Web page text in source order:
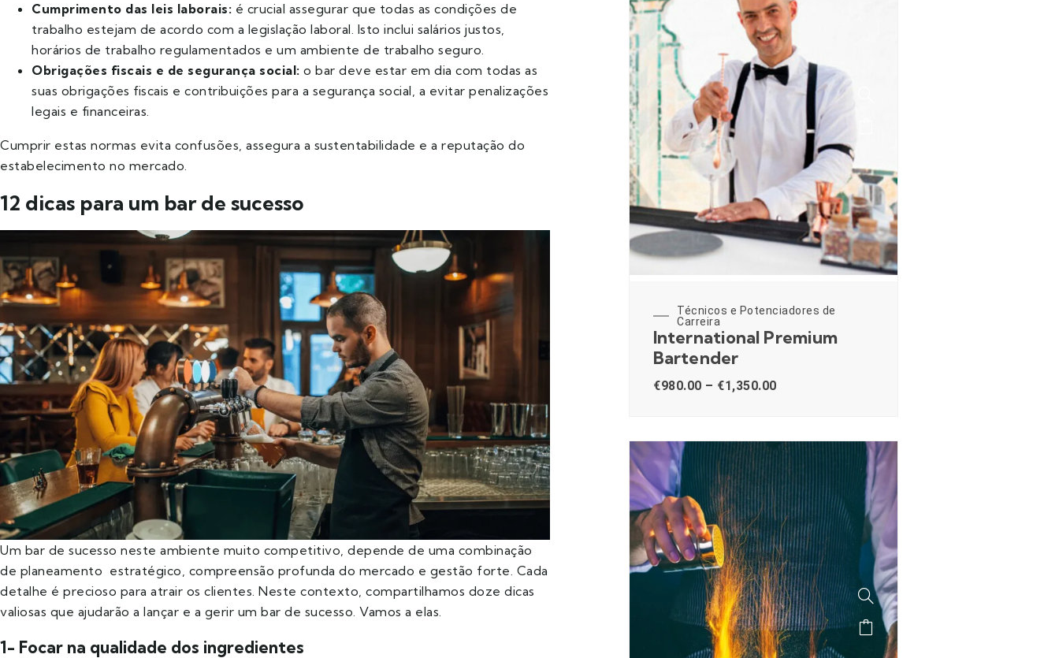
Cumprimento das leis laborais: é crucial assegurar que todas as condições de
trabalho estejam de acordo com a legislação laboral. Isto inclui salários justos,
horários de trabalho regulamentados e um ambiente de trabalho seguro.
Obrigações fiscais e de segurança social: o bar deve estar em dia com todas as
suas obrigações fiscais e contribuições para a segurança social, a evitar penalizações
legais e financeiras.
Cumprir estas normas evita confusões, assegura a sustentabilidade e a reputação do
estabelecimento no mercado.
12 dicas para um bar de sucesso
Um bar de sucesso neste ambiente muito competitivo, depende de uma combinação
de planeamento estratégico, compreensão profunda do mercado e gestão forte. Cada
detalhe é precioso para atrair os clientes. Neste contexto, compartilhamos doze dicas
valiosas que ajudarão a lançar e a gerir um bar de sucesso. Vamos a elas.
1- Focar na qualidade dos ingredientes
Técnicos e Potenciadores de
Carreira
International Premium
Bartender
€980.00 – €1,350.00